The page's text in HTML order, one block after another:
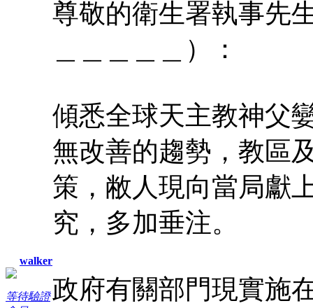
walker
等待驗證
尊敬的衛生署執事先
＿＿＿＿＿）：
傾悉全球天主教神父
無改善的趨勢，教區
策，敝人現向當局獻
究，多加垂注。
政府有關部門現實施